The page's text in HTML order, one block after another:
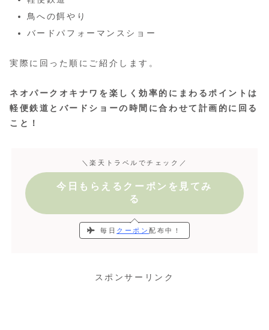
鳥への餌やり
バードパフォーマンスショー
実際に回った順にご紹介します。
ネオパークオキナワを楽しく効率的にまわるポイントは
軽便鉄道とバードショーの時間に合わせて計画的に回る
こと！
＼楽天トラベルでチェック／
今日もらえるクーポンを見てみ
る
毎日 クーポン配布中！
スポンサーリンク